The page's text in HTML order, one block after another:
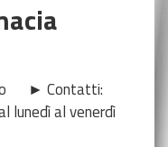
► Contatti:
al venerdì